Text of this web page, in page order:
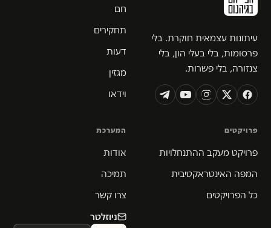
עיתונות עצמאית חוקרת. בלי
פרסומות, בלי בעלי הון, בלי
צנזורה, בלי פשרות.
חם
תחקירים
דעות
מגזין
וידאו
פרויקטים
פרויקט מעקב ההתנחלויות
המפה האינטראקטיבית
כל הפרויקטים
המערכת
אודות
תמיכה
צרו קשר
ניוזלטר